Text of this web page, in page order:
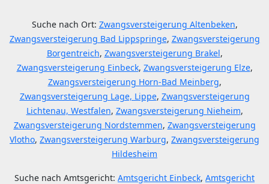
Suche nach Ort: Zwangsversteigerung Altenbeken,
Zwangsversteigerung Bad Lippspringe, Zwangsversteigerung
Borgentreich, Zwangsversteigerung Brakel,
Zwangsversteigerung Einbeck, Zwangsversteigerung Elze,
Zwangsversteigerung Horn-Bad Meinberg,
Zwangsversteigerung Lage, Lippe, Zwangsversteigerung
Lichtenau, Westfalen, Zwangsversteigerung Nieheim,
Zwangsversteigerung Nordstemmen, Zwangsversteigerung
Vlotho, Zwangsversteigerung Warburg, Zwangsversteigerung
Hildesheim
Suche nach Amtsgericht: Amtsgericht Einbeck, Amtsgericht